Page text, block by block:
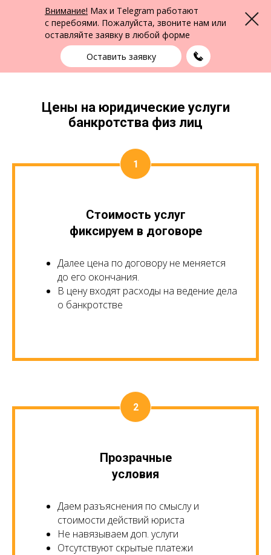
Внимание! Max и Telegram работают
с перебоями. Пожалуйста, звоните нам или
оставляйте заявку в любой форме
Оставить заявку
Меню
Юридическая помощь в Екатеринбурге
ФПК Альтернатива
Екатеринбург
выбрать город
+7 (343) 363-91-89
Цены на юридические услуги
банкротства физ лиц
Стоимость услуг
фиксируем в договоре
Далее цена по договору не меняется
до его окончания.
В цену входят расходы на ведение дела
о банкротстве
Прозрачные
условия
Даем разъяснения по смыслу и
стоимости действий юриста
Не навязываем доп. услуги
Отсутствуют скрытые платежи